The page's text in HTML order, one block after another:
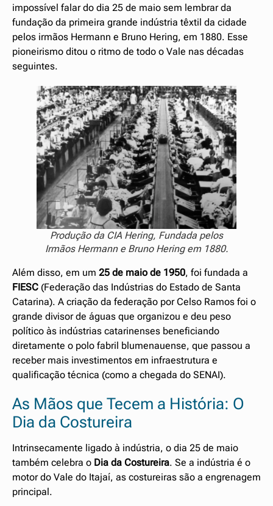
impossível falar do dia 25 de maio sem lembrar da
fundação da primeira grande indústria têxtil da cidade
pelos irmãos Hermann e Bruno Hering, em 1880. Esse
pioneirismo ditou o ritmo de todo o Vale nas décadas
seguintes.
Produção da CIA Hering, Fundada pelos
Irmãos Hermann e Bruno Hering em 1880.
Além disso, em um 25 de maio de 1950, foi fundada a
FIESC (Federação das Indústrias do Estado de Santa
Catarina). A criação da federação por Celso Ramos foi o
grande divisor de águas que organizou e deu peso
político às indústrias catarinenses beneficiando
diretamente o polo fabril blumenauense, que passou a
receber mais investimentos em infraestrutura e
qualificação técnica (como a chegada do SENAI).
As Mãos que Tecem a História: O
Dia da Costureira
Intrinsecamente ligado à indústria, o dia 25 de maio
também celebra o Dia da Costureira. Se a indústria é o
motor do Vale do Itajaí, as costureiras são a engrenagem
principal.